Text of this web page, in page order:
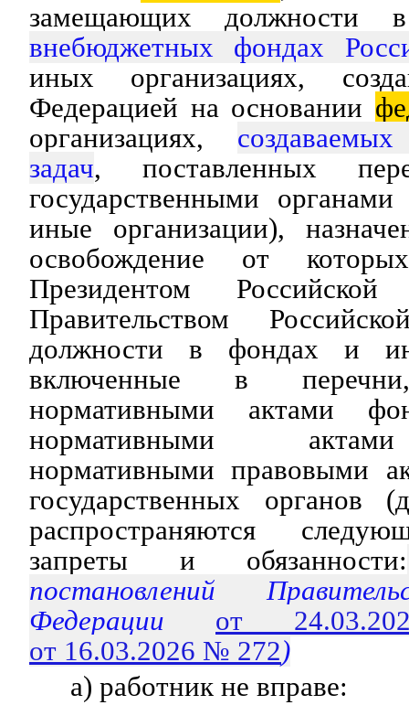
замещающих
внебюджетных фондах
иных организациях,
Федерацией на основании
организациях,
задач, поставленных
государственными
иные организации),
освобождение от
Президентом
Правительством
должности в фондах и
включенные в
нормативными актами
нормативными
нормативными правовыми
государственных органов
распространяются
запреты и обязанности:
постановлений
Федерации от
от 16.03.2026 № 272)
а) работник не вправе: